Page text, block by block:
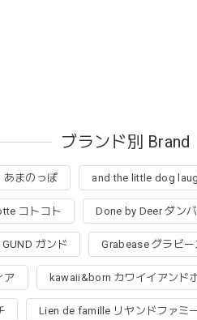
ブランド別 Brand
まのっぽ and the little dog
コトコト Done by Deer ダン
GUND ガンド Grabease グラビー
ア kawaii&born カワイイアンド
Lien de famille リヤンドファミ